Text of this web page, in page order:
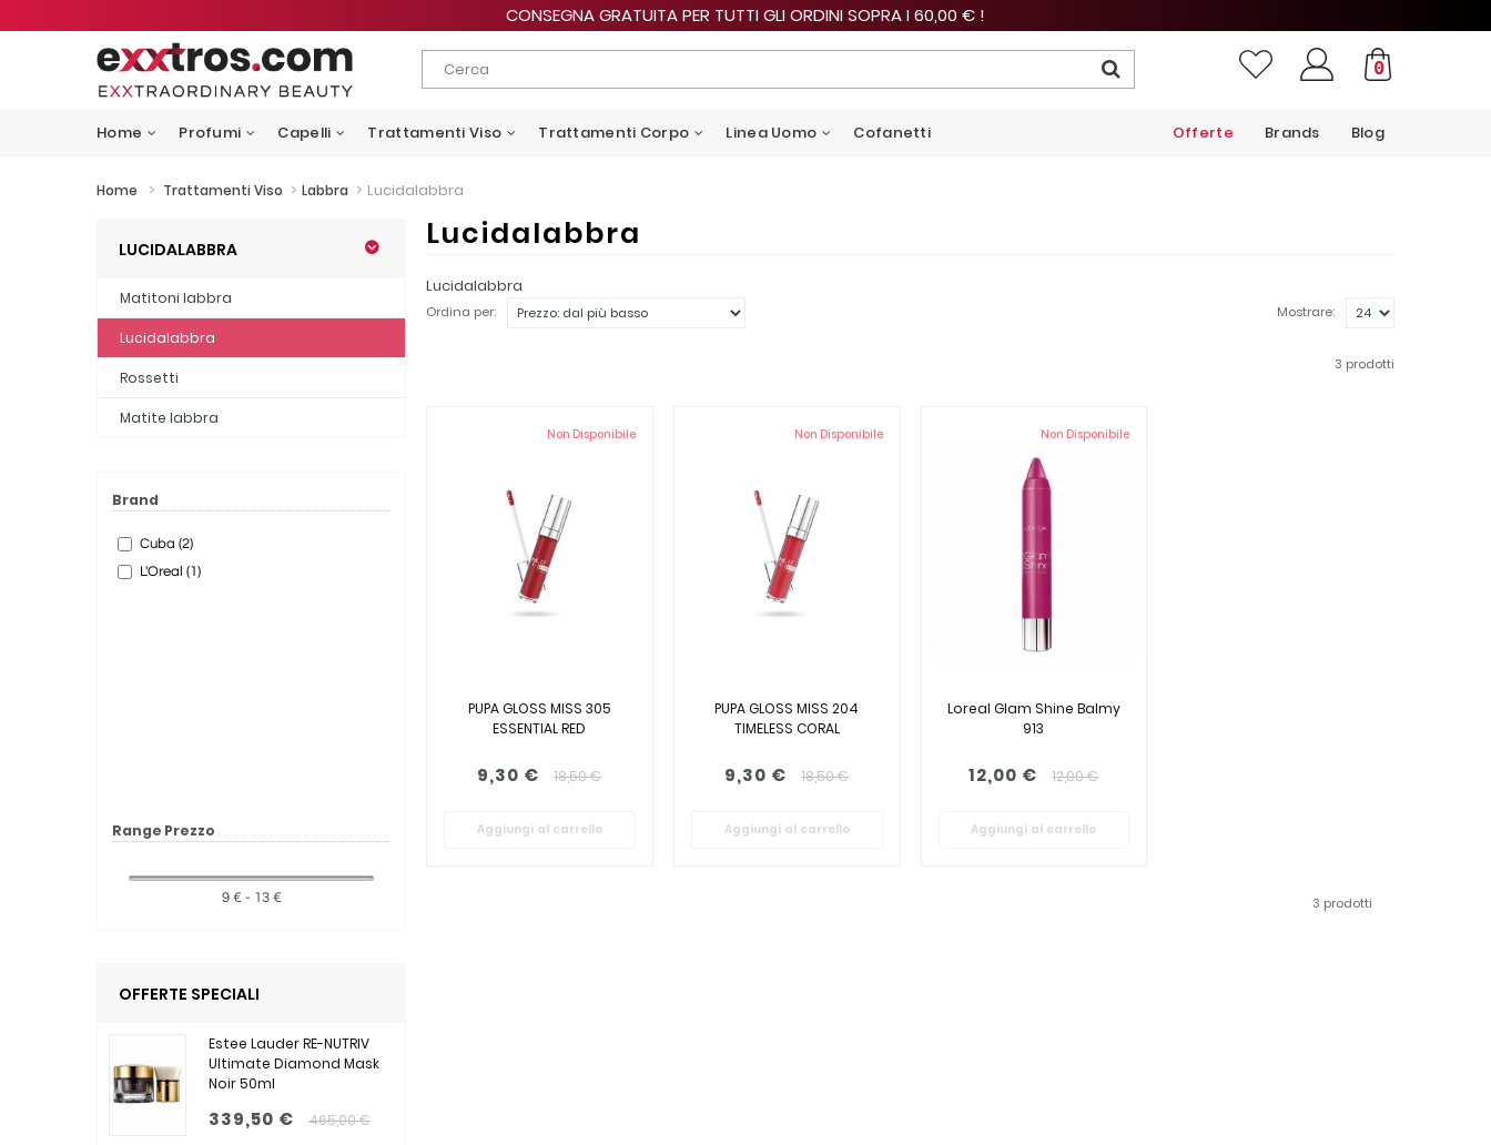
CONSEGNA GRATUITA PER TUTTI GLI ORDINI SOPRA I 60,00 € !
0
Home Profumi Capelli Trattamenti Viso Trattamenti Corpo Linea Uomo Cofanetti Blog
Brands
Offerte
Home > Trattamenti Viso > Labbra > Lucidalabbra
LUCIDALABBRA
Matitoni labbra
Lucidalabbra
Rossetti
Matite labbra
Brand
Cuba (2)
L'Oreal (1)
Range Prezzo
9 € - 13 €
OFFERTE SPECIALI
Estee Lauder RE-NUTRIV
Ultimate Diamond Mask
Noir 50ml
339,50 € 465,00 €
Lucidalabbra
Lucidalabbra
Ordina per: Mostrare:
3 prodotti
Non Disponibile
PUPA GLOSS MISS 305
ESSENTIAL RED
9,30 € 18,50 €
Aggiungi al carrello
Non Disponibile
PUPA GLOSS MISS 204
TIMELESS CORAL
9,30 € 18,50 €
Aggiungi al carrello
Non Disponibile
Loreal Glam Shine Balmy
913
12,00 € 12,00 €
Aggiungi al carrello
3 prodotti